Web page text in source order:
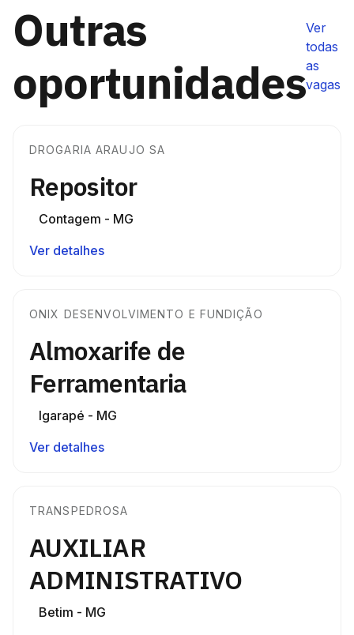
Outras
oportunidades
Ver
todas
as
vagas
DROGARIA ARAUJO SA
Repositor
Contagem - MG
Ver detalhes
ONIX DESENVOLVIMENTO E FUNDIÇÃO
Almoxarife de
Ferramentaria
Igarapé - MG
Ver detalhes
TRANSPEDROSA
AUXILIAR
ADMINISTRATIVO
Betim - MG